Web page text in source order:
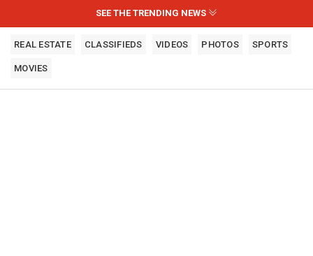
SEE THE TRENDING NEWS
REAL ESTATE CLASSIFIEDS VIDEOS PHOTOS SPORTS
MOVIES